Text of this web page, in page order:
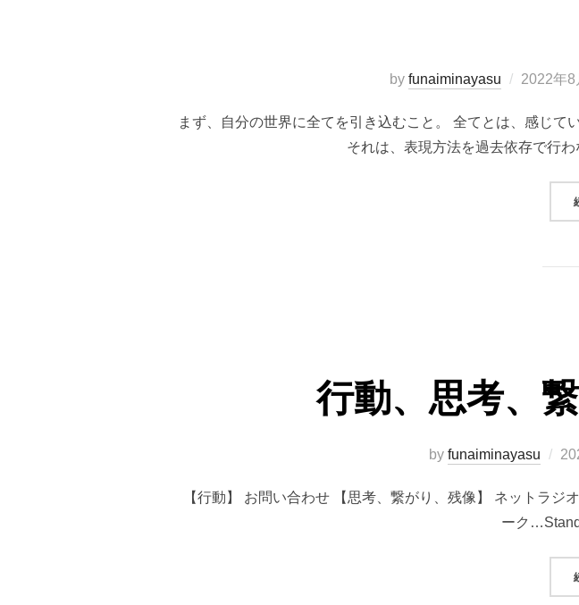
by funaiminayasu
投
日:
2022年8
まず、自分の世界に全てを引き込むこと。 全てとは、感じて
それは、表現方法を過去依存で行
行動、思考、
by funaiminayasu
投
日:
【行動】 お問い合わせ 【思考、繋がり、残像】 ネットラ
ーク